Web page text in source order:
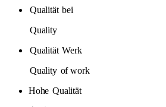
Qualität bei
Quality
Qualität Werk
Quality of work
Hohe Qualität